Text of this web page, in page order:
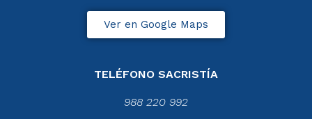
Ver en Google Maps
TELÉFONO SACRISTÍA
988 220 992